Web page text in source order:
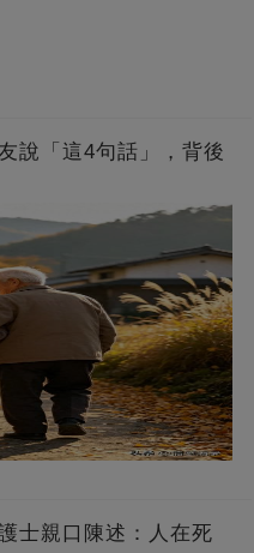
說「這4句話」，背後
士親口陳述：人在死